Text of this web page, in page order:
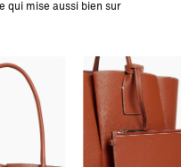
qui mise aussi bien sur